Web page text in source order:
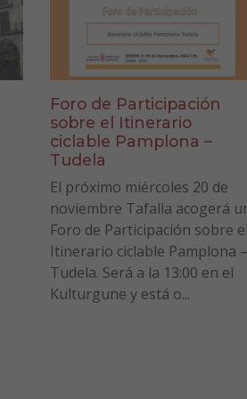
Foro de Participación
sobre el Itinerario
ciclable Pamplona –
Tudela
El próximo miércoles 20 de
noviembre Tafalla acogerá
Foro de Participación sobre
Itinerario ciclable Pamplona
Tudela. Será a la 13:00 en el
Kulturgune y está o...